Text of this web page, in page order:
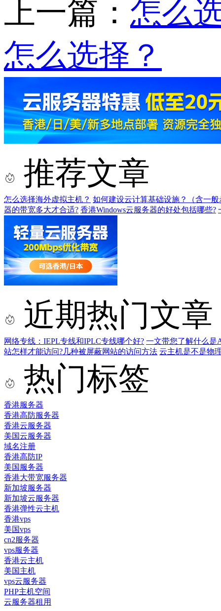
上一篇： 怎么
怎么选择？
推荐文章
怎么选择海外虚拟主机？ 如何建设云计算基础设施？（含一般
器的带宽多大才合适? 香港Windows云服务器的好处包括哪些?
近期热门文章
网络专线：IEPL专线和IPLC专线哪个好? 一文带您了解什么是
站怎样才能访问?几种被屏蔽网站的访问方法 云主机是不是物
热门标签
香港服务器
香港高防服务器
香港云服务器
美国云服务器
域名注册
香港高防IP
美国服务器
香港大带宽服务器
新加坡服务器
新加坡云服务器
香港弹性云主机
香港vps
美国vps
cn2服务器
vps服务器
香港云主机
美国主机
vps云服务器
PHP主机空间
云服务器租用